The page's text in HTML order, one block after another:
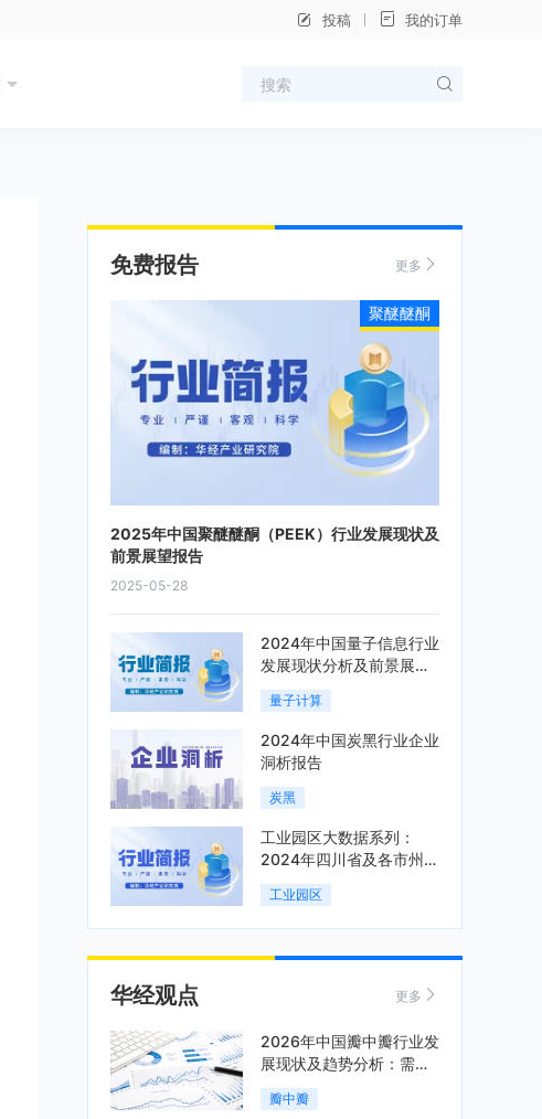
投稿 我的订单
免费报告 更多
2025年中国聚醚醚酮（PEEK）行业发展现状及
前景展望报告
2025-05-28
聚醚醚酮
2024年中国量子信息行业
发展现状分析及前景展望
报告
量子计算
2024年中国炭黑行业企业
洞析报告
炭黑
工业园区大数据系列：
2024年四川省及各市州工
业园区全景洞析报告
工业园区
华经观点 更多
2026年中国瓣中瓣行业发
展现状及趋势分析：需求
可持续释放，市场发展前
景良好「图」
瓣中瓣